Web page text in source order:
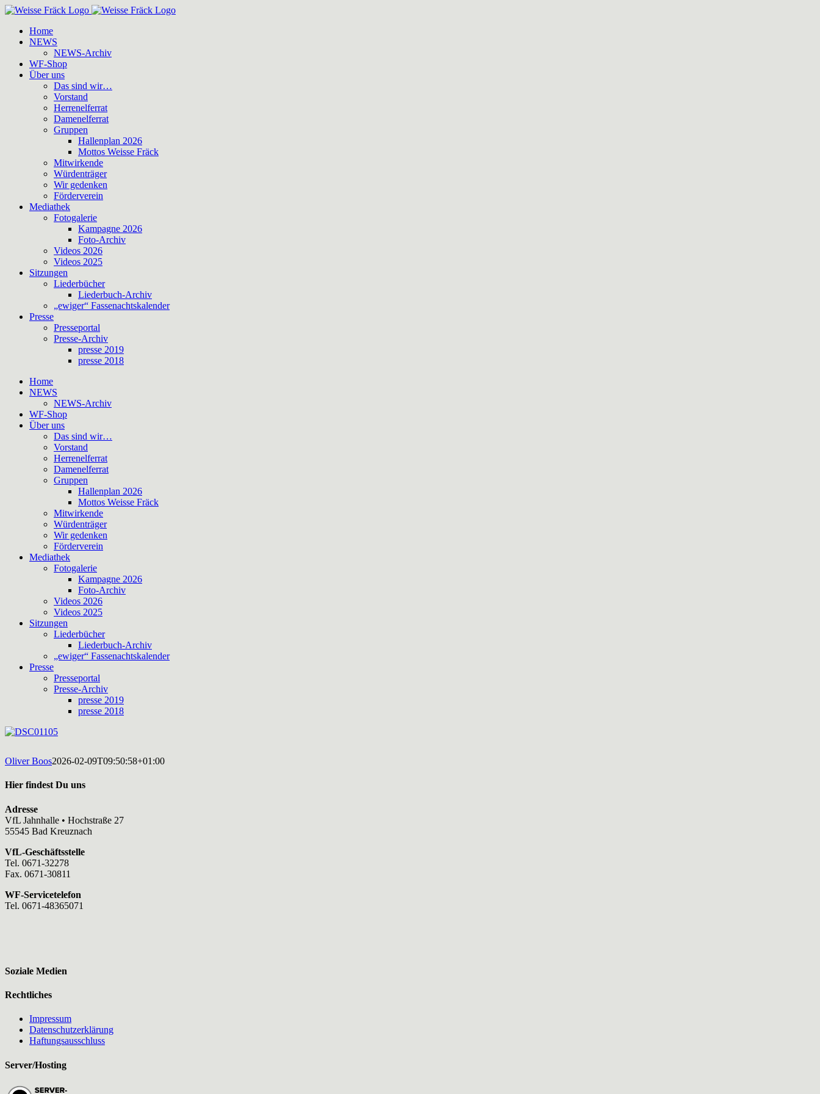
Zum
springenHome
NEWS
NEWS-Archiv
WF-Shop
Über uns
Das sind wir…
Vorstand
Herrenelferrat
Damenelferrat
Gruppen
Hallenplan 2026
Mottos Weisse Fräck
Mitwirkende
Würdenträger
Wir gedenken
Förderverein
Mediathek
Fotogalerie
Kampagne 2026
Foto-Archiv
Videos 2026
Videos 2025
Sitzungen
Liederbücher
Liederbuch-Archiv
„ewiger“ Fassenachtskalender
Presse
Presseportal
Presse-Archiv
presse 2019
presse 2018
Home
NEWS
NEWS-Archiv
WF-Shop
Über uns
Das sind wir…
Vorstand
Herrenelferrat
Damenelferrat
Gruppen
Hallenplan 2026
Mottos Weisse Fräck
Mitwirkende
Würdenträger
Wir gedenken
Förderverein
Mediathek
Fotogalerie
Kampagne 2026
Foto-Archiv
Videos 2026
Videos 2025
Sitzungen
Liederbücher
Liederbuch-Archiv
„ewiger“ Fassenachtskalender
Presse
Presseportal
Presse-Archiv
presse 2019
presse 2018
Oliver Boos2026-02-09T09:50:58+01:00
Hier findest Du uns
Adresse
VfL Jahnhalle • Hochstraße 27
55545 Bad Kreuznach
VfL-Geschäftsstelle
Tel. 0671-32278
Fax. 0671-30811
WF-Servicetelefon
Tel. 0671-48365071
Soziale Medien
Rechtliches
Impressum
Datenschutzerklärung
Haftungsausschluss
Server/Hosting